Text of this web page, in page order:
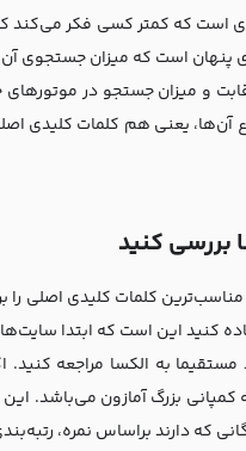
است که کمتر کسی فکر می‌کند
است که میزان جستجوی آن
و میزان جستجو در
آن‌ها، یعنی هم کلمات کلیدی
بررسی کنید
مناسب‌ترین کلمات کلیدی اصلی
این است که ابتدا
مستقیما به الکسا مراجعه
کمپانی بزرگ آمازون
که دارند براساس نمره،